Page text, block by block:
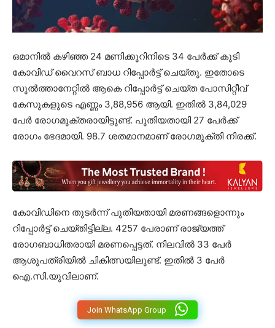
ഒമാനിൽ കഴിഞ്ഞ 24 മണിക്കൂറിനിടെ 34 പേർക്ക് കൂടി
കോവിഡ് വൈറസ് ബാധ റിപ്പോർട്ട് ചെയ്തു. ഇതോടെ
സുൽത്താനേറ്റിൽ ആകെ റിപ്പോർട്ട് ചെയ്ത പോസിറ്റീവ്
കേസുകളുടെ എണ്ണം 3,88,956 ആയി. ഇതിൽ 3,84,029
പേർ രോഗമുക്തരായിട്ടുണ്ട്. പുതിയതായി 27 പേർക്ക്
രോഗം ഭേദമായി. 98.7 ശതമാനമാണ് രോഗമുക്തി നിരക്ക്.
കോവിഡിനെ തുടർന്ന് പുതിയതായി മരണങ്ങളൊന്നും
റിപ്പോർട്ട് ചെയ്തിട്ടില്ല. 4257 പേരാണ് രാജ്യത്ത്
രോഗബാധിതരായി മരണപ്പെട്ടത്. നിലവിൽ 33 പേർ
ആശുപത്രിയിൽ ചികിത്സയിലുണ്ട്. ഇതിൽ 3 പേർ
ഐ.സി.യുവിലാണ്.
Join WhatsApp Group